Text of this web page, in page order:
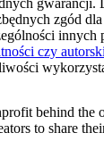
gwarancji.
zgód
innych
czy
behind the
to share